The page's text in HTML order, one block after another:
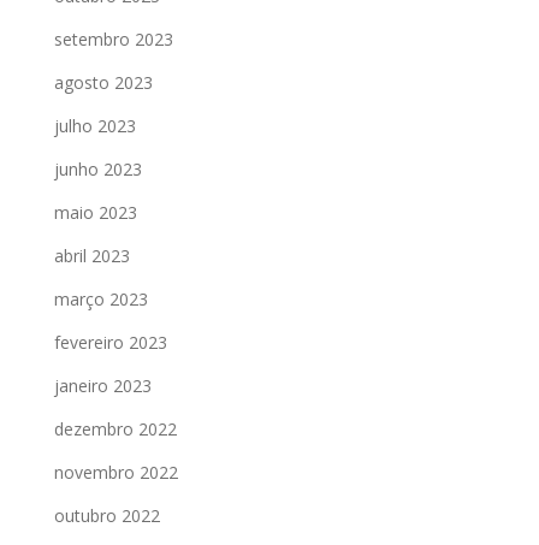
setembro 2023
agosto 2023
julho 2023
junho 2023
maio 2023
abril 2023
março 2023
fevereiro 2023
janeiro 2023
dezembro 2022
novembro 2022
outubro 2022